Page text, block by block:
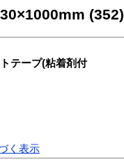
(352)
テープ(粘着剤付
く表示